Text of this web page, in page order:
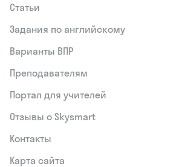
Статьи
Задания по английскому
Варианты ВПР
Преподавателям
Портал для учителей
Отзывы о Skysmart
Контакты
Карта сайта